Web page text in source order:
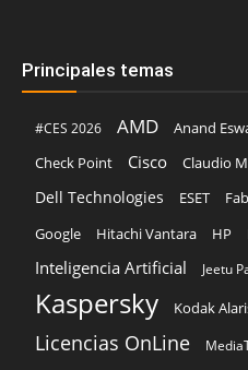
Principales temas
#CES 2026 AMD Anand
Check Point
Cisco Claudio
Dell Technologies ESET
Google Hitachi Vantara HP
Inteligencia Artificial Jeetu
Kaspersky Kodak
Licencias OnLine